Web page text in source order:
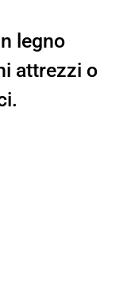
legno
attrezzi o